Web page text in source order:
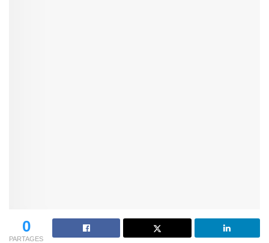
0
PARTAGES